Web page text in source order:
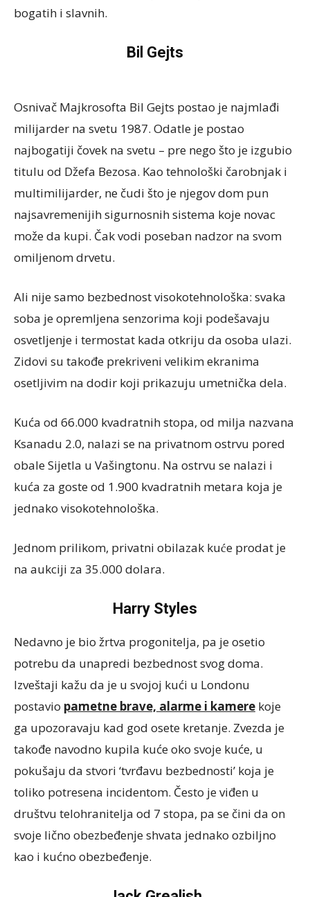
bogatih i slavnih.
Bil Gejts
Osnivač Majkrosofta Bil Gejts postao je najmlađi
milijarder na svetu 1987. Odatle je postao
najbogatiji čovek na svetu – pre nego što je izgubio
titulu od Džefa Bezosa. Kao tehnološki čarobnjak i
multimilijarder, ne čudi što je njegov dom pun
najsavremenijih sigurnosnih sistema koje novac
može da kupi. Čak vodi poseban nadzor na svom
omiljenom drvetu.
Ali nije samo bezbednost visokotehnološka: svaka
soba je opremljena senzorima koji podešavaju
osvetljenje i termostat kada otkriju da osoba ulazi.
Zidovi su takođe prekriveni velikim ekranima
osetljivim na dodir koji prikazuju umetnička dela.
Kuća od 66.000 kvadratnih stopa, od milja nazvana
Ksanadu 2.0, nalazi se na privatnom ostrvu pored
obale Sijetla u Vašingtonu. Na ostrvu se nalazi i
kuća za goste od 1.900 kvadratnih metara koja je
jednako visokotehnološka.
Jednom prilikom, privatni obilazak kuće prodat je
na aukciji za 35.000 dolara.
Harry Styles
Nedavno je bio žrtva progonitelja, pa je osetio
potrebu da unapredi bezbednost svog doma.
Izveštaji kažu da je u svojoj kući u Londonu
postavio pametne brave, alarme i kamere koje
ga upozoravaju kad god osete kretanje. Zvezda je
takođe navodno kupila kuće oko svoje kuće, u
pokušaju da stvori ‘tvrđavu bezbednosti’ koja je
toliko potresena incidentom. Često je viđen u
društvu telohranitelja od 7 stopa, pa se čini da on
svoje lično obezbeđenje shvata jednako ozbiljno
kao i kućno obezbeđenje.